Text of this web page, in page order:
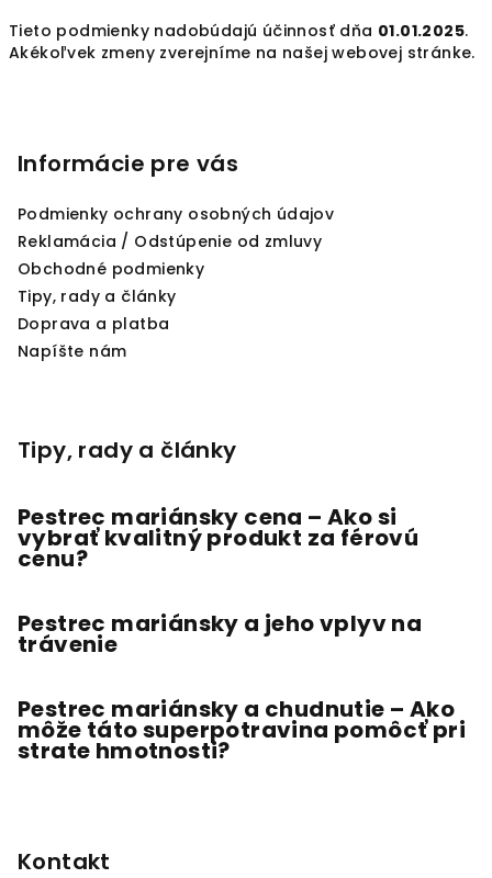
Tieto podmienky nadobúdajú účinnosť dňa 01.01.2025.
Akékoľvek zmeny zverejníme na našej webovej stránke.
Informácie pre vás
Podmienky ochrany osobných údajov
Reklamácia / Odstúpenie od zmluvy
Obchodné podmienky
Tipy, rady a články
Doprava a platba
Napíšte nám
Tipy, rady a články
Pestrec mariánsky cena – Ako si
vybrať kvalitný produkt za férovú
cenu?
Pestrec mariánsky a jeho vplyv na
trávenie
Pestrec mariánsky a chudnutie – Ako
môže táto superpotravina pomôcť pri
strate hmotnosti?
Kontakt